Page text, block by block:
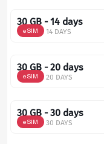
30 GB - 14 days
eSIM 14 DAYS
30 GB - 20 days
eSIM 20 DAYS
30 GB - 30 days
eSIM 30 DAYS